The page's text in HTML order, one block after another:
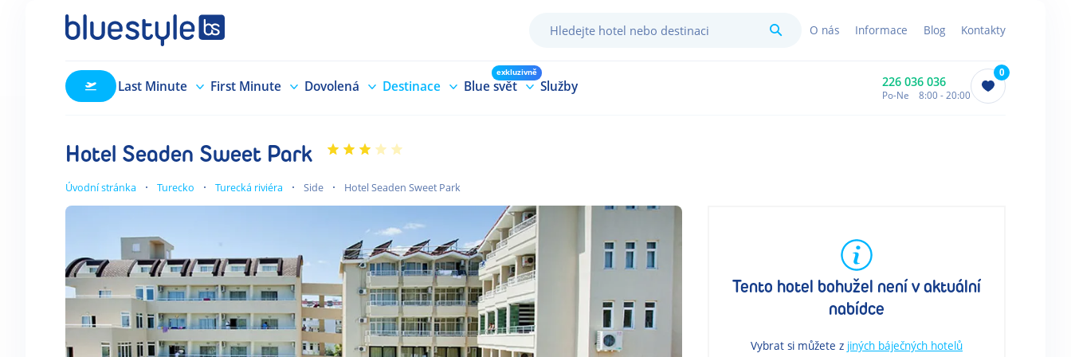
HledatO nás Informace Blog Kontakty
Last Minute First Minute Dovolená Destinace Blue svět
exkluzivně
Služby 226 036 036
Po-Ne 8:00 - 20:00
0
Hotel Seaden Sweet Park
Úvodní stránka Turecko Turecká riviéra Side Hotel Seaden Sweet Park
Tento hotel bohužel není v aktuální
nabídce
Vybrat si můžete z jiných báječných hotelů